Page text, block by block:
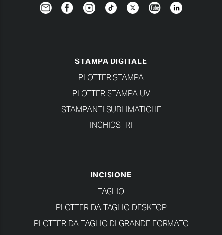
NewsletterFacebookInstagramTikTokTwitterYouTubeLinkedIn
STAMPA DIGITALE
PLOTTER STAMPA
PLOTTER STAMPA UV
STAMPANTI SUBLIMATICHE
INCHIOSTRI
INCISIONE
TAGLIO
PLOTTER DA TAGLIO DESKTOP
PLOTTER DA TAGLIO DI GRANDE FORMATO